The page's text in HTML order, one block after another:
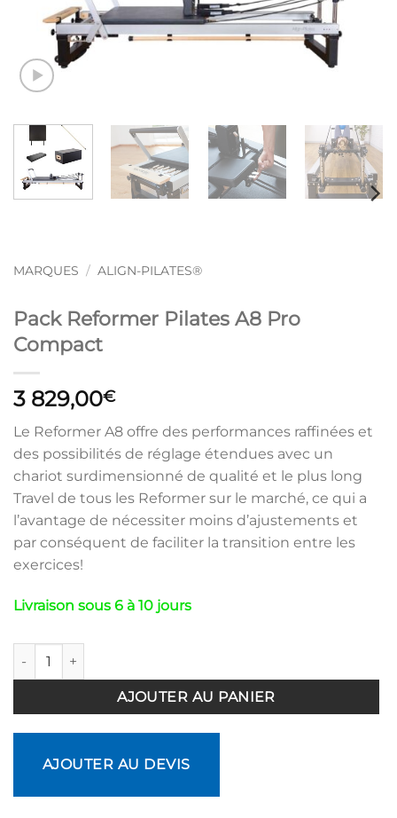
MARQUES / ALIGN-PILATES®
Pack Reformer Pilates A8 Pro
Compact
3 829,00€
Le Reformer A8 offre des performances raffinées et
des possibilités de réglage étendues avec un
chariot surdimensionné de qualité et le plus long
Travel de tous les Reformer sur le marché, ce qui a
l’avantage de nécessiter moins d’ajustements et
par conséquent de faciliter la transition entre les
exercices!
Livraison sous 6 à 10 jours
quantité de Pack Reformer Pilates A8 Pro Compact
AJOUTER AU PANIER
AJOUTER AU DEVIS